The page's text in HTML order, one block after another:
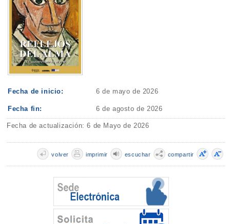
Fecha de inicio: 6 de mayo de 2026
Fecha fin: 6 de agosto de 2026
Fecha de actualización: 6 de Mayo de 2026
compartir
escuchar
imprimir
volver